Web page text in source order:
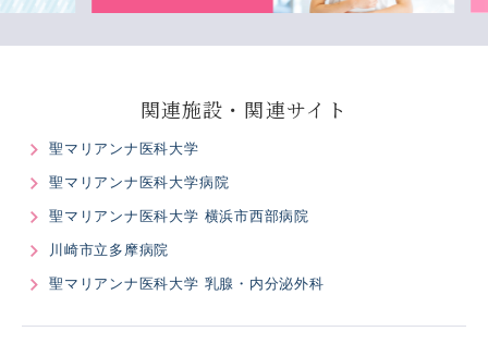
関連施設・関連サイト
聖マリアンナ医科大学
聖マリアンナ医科大学病院
聖マリアンナ医科大学 横浜市西部病院
川崎市立多摩病院
聖マリアンナ医科大学 乳腺・内分泌外科